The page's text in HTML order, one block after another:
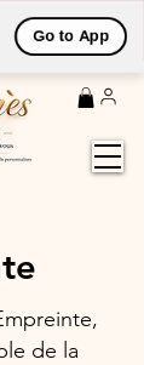
Go to App
à domicile par
de la